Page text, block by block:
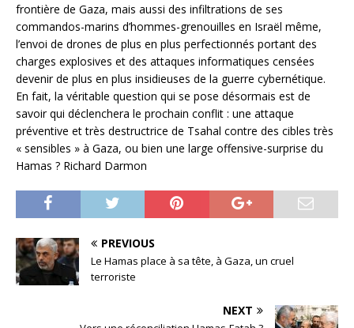
frontière de Gaza, mais aussi des infiltrations de ses
commandos-marins d’hommes-grenouilles en Israël même,
l’envoi de drones de plus en plus perfectionnés portant des
charges explosives et des attaques informatiques censées
devenir de plus en plus insidieuses de la guerre cybernétique.
En fait, la véritable question qui se pose désormais est de
savoir qui déclenchera le prochain conflit : une attaque
préventive et très destructrice de Tsahal contre des cibles très
« sensibles » à Gaza, ou bien une large offensive-surprise du
Hamas ? Richard Darmon
PREVIOUS
Le Hamas place à sa tête, à Gaza, un cruel
terroriste
NEXT